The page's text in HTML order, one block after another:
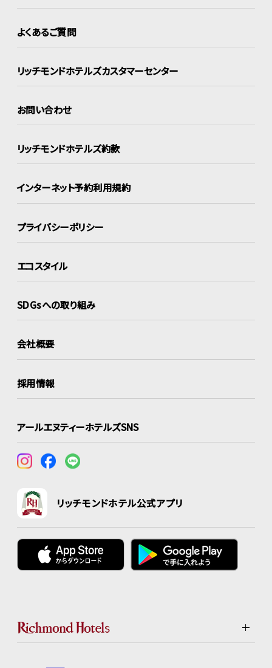
よくあるご質問
リッチモンドホテルズカスタマーセンター
お問い合わせ
リッチモンドホテルズ約款
インターネット予約利用規約
プライバシーポリシー
エコスタイル
SDGsへの取り組み
会社概要
採用情報
アールエヌティーホテルズSNS
リッチモンドホテル公式アプリ